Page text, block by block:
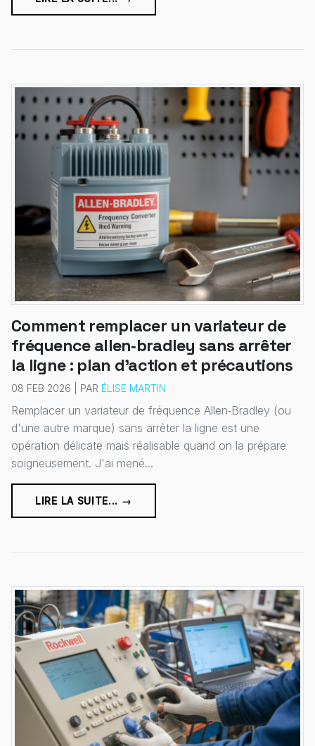
Comment remplacer un variateur de
fréquence allen‑bradley sans arrêter
la ligne : plan d'action et précautions
08 FEB 2026 | PAR ÉLISE MARTIN
Remplacer un variateur de fréquence Allen‑Bradley (ou
d'une autre marque) sans arrêter la ligne est une
opération délicate mais réalisable quand on la prépare
soigneusement. J'ai mené...
LIRE LA SUITE... →